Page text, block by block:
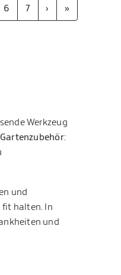
6 7 › »
Werkzeug
Gartenzubehör:
und
fit halten. In
und